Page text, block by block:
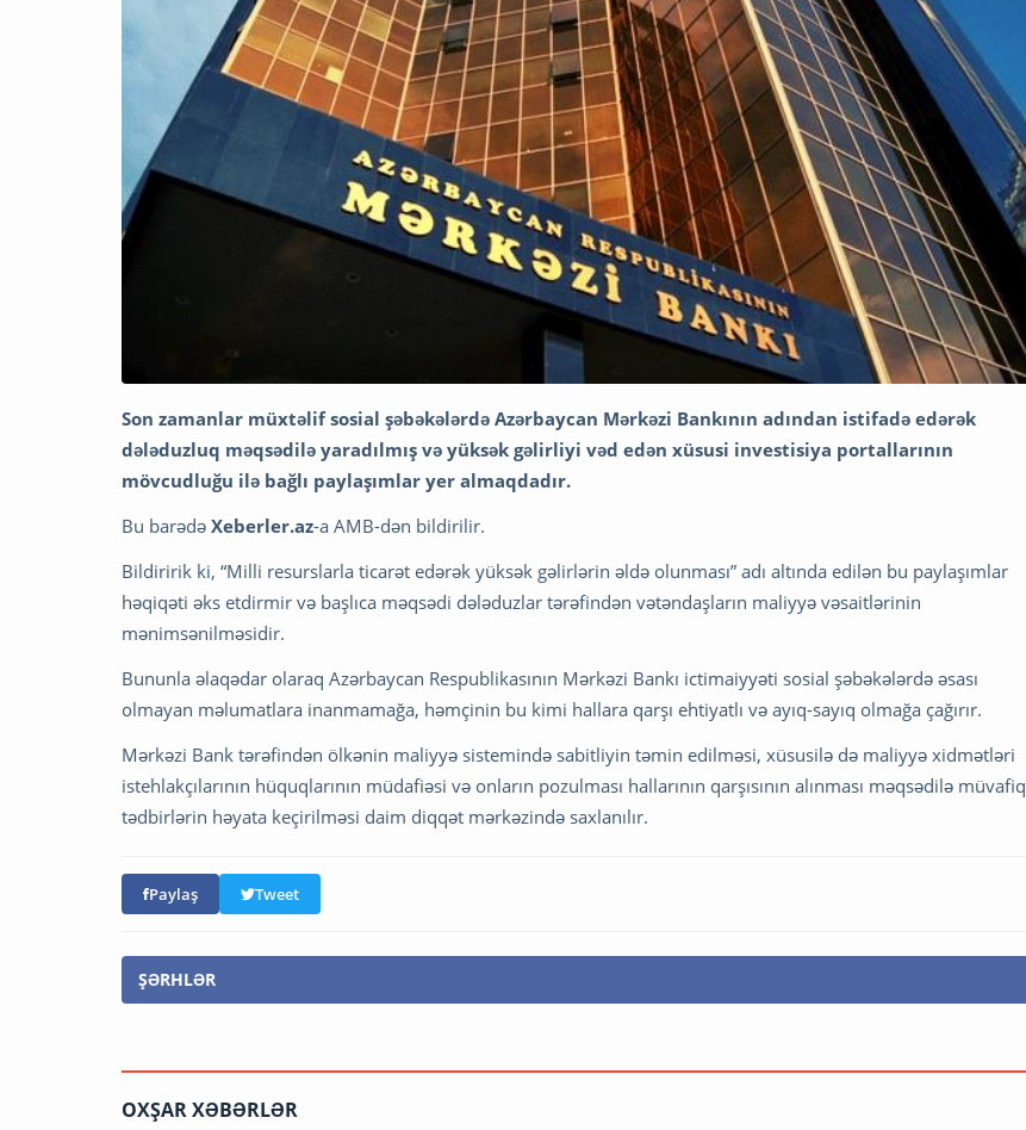
Son zamanlar müxtəlif sosial şəbəkələrdə Azərbaycan Mərkəzi Bankının adından istifadə edərək
dələduzluq məqsədilə yaradılmış və yüksək gəlirliyi vəd edən xüsusi investisiya portallarının
mövcudluğu ilə bağlı paylaşımlar yer almaqdadır.
Bu barədə Xeberler.az-a AMB-dən bildirilir.
Bildiririk ki, “Milli resurslarla ticarət edərək yüksək gəlirlərin əldə olunması” adı altında edilən bu paylaşımlar
həqiqəti əks etdirmir və başlıca məqsədi dələduzlar tərəfindən vətəndaşların maliyyə vəsaitlərinin
mənimsənilməsidir.
Bununla əlaqədar olaraq Azərbaycan Respublikasının Mərkəzi Bankı ictimaiyyəti sosial şəbəkələrdə əsası
olmayan məlumatlara inanmamağa, həmçinin bu kimi hallara qarşı ehtiyatlı və ayıq-sayıq olmağa çağırır.
Mərkəzi Bank tərəfindən ölkənin maliyyə sistemində sabitliyin təmin edilməsi, xüsusilə də maliyyə xidmətləri
istehlakçılarının hüquqlarının müdafiəsi və onların pozulması hallarının qarşısının alınması məqsədilə müvafiq
tədbirlərin həyata keçirilməsi daim diqqət mərkəzində saxlanılır.
Paylaş Tweet
ŞƏRHLƏR
OXŞAR XƏBƏRLƏR